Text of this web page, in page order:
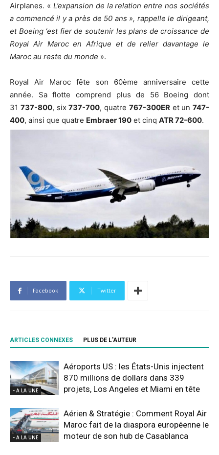
Airplanes. « L’expansion de la relation entre nos sociétés
a commencé il y a près de 50 ans », rappelle le dirigeant,
et Boeing ‘est fier de soutenir les plans de croissance de
Royal Air Maroc en Afrique et de relier davantage le
Maroc au reste du monde ».
Royal Air Maroc fête son 60ème anniversaire cette
année. Sa flotte comprend plus de 56 Boeing dont
31 737-800, six737-700, quatre 767-300ER et un 747-
400, ainsi que quatre Embraer 190 et cinq ATR 72-600.
Facebook Twitter
ARTICLES CONNEXES PLUS DE L'AUTEUR
- A LA UNE
Aéroports US : les États-Unis injectent
870 millions de dollars dans 339
projets, Los Angeles et Miami en tête
- A LA UNE
Aérien & Stratégie : Comment Royal Air
Maroc fait de la diaspora européenne le
moteur de son hub de Casablanca